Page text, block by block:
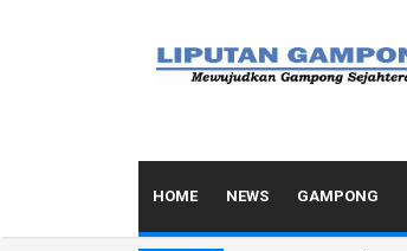
HOME NEWS GAMPONG